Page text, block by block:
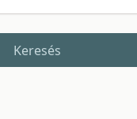
Keresés